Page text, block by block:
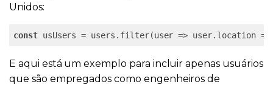
Unidos:
const usUsers = users.filter(user => user.location
E aqui está um exemplo para incluir apenas usuários
que são empregados como engenheiros de